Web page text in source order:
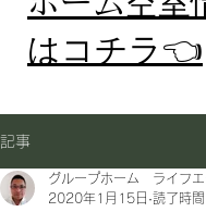
​はコチラ👈
記事
グループホーム ライフエ
2020年1月15日 読了時